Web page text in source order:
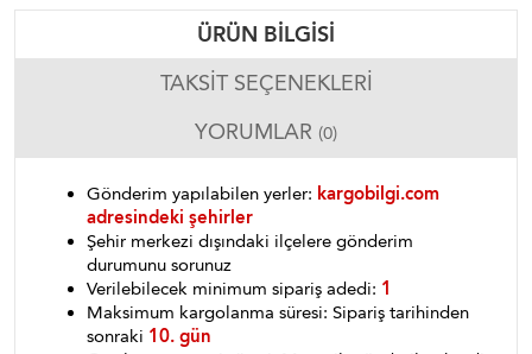
ÜRÜN BILGISI
TAKSIT SEÇENEKLERI
YORUMLAR (0)
Gönderim yapılabilen yerler: kargobilgi.com
adresindeki şehirler
Şehir merkezi dışındaki ilçelere gönderim
durumunu sorunuz
Verilebilecek minimum sipariş adedi: 1
Maksimum kargolanma süresi: Sipariş tarihinden
sonraki 10. gün